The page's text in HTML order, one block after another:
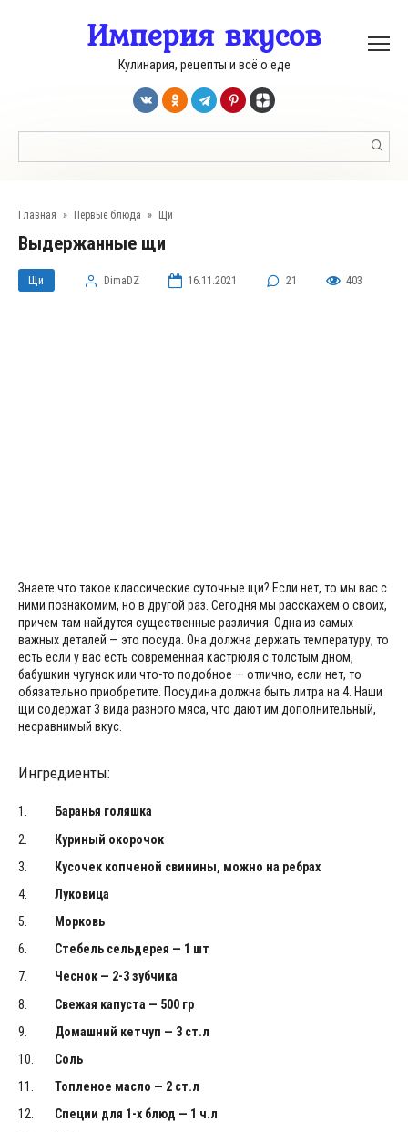
Империя вкусов
Кулинария, рецепты и всё о еде
Главная » Первые блюда » Щи
Выдержанные щи
Щи DimaDZ 16.11.2021 21 403
Знаете что такое классические суточные щи? Если нет, то мы вас с
ними познакомим, но в другой раз. Сегодня мы расскажем о своих,
причем там найдутся существенные различия. Одна из самых
важных деталей — это посуда. Она должна держать температуру, то
есть если у вас есть современная кастрюля с толстым дном,
бабушкин чугунок или что-то подобное — отлично, если нет, то
обязательно приобретите. Посудина должна быть литра на 4. Наши
щи содержат 3 вида разного мяса, что дают им дополнительный,
несравнимый вкус.
Ингредиенты:
Баранья голяшка
Куриный окорочок
Кусочек копченой свинины, можно на ребрах
Луковица
Морковь
Стебель сельдерея — 1 шт
Чеснок — 2-3 зубчика
Свежая капуста — 500 гр
Домашний кетчуп — 3 ст.л
Соль
Топленое масло — 2 ст.л
Специи для 1-х блюд — 1 ч.л